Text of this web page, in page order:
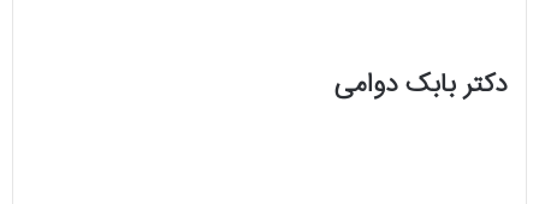
دکتر بابک دوامی